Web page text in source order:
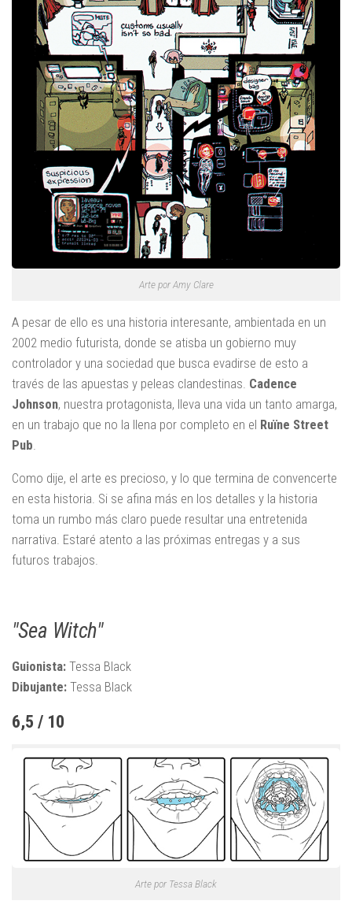
Arte por Amy Clare
A pesar de ello es una historia interesante, ambientada en un
2002 medio futurista, donde se atisba un gobierno muy
controlador y una sociedad que busca evadirse de esto a
través de las apuestas y peleas clandestinas. Cadence
Johnson, nuestra protagonista, lleva una vida un tanto amarga,
en un trabajo que no la llena por completo en el Ruïne Street
Pub
Como dije, el arte es precioso, y lo que termina de convencerte
en esta historia. Si se afina más en los detalles y la historia
toma un rumbo más claro puede resultar una entretenida
narrativa. Estaré atento a las próximas entregas y a sus
futuros trabajos.
"Sea Witch"
Guionista: Tessa Black
Dibujante: Tessa Black
6,5 / 10
Arte por Tessa Black